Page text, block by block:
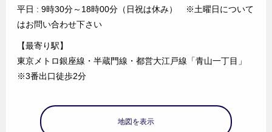
平日 : 9時30分～18時00分（日祝は休み） ※土曜日について
はお問い合わせ下さい
【最寄り駅】
東京メトロ銀座線・半蔵門線・都営大江戸線「青山一丁目」
※3番出口徒歩2分
地図を表示